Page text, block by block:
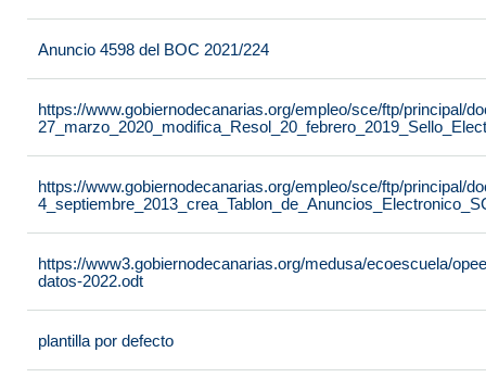
Anuncio 4598 del BOC 2021/224
https://www.gobiernodecanarias.org/empleo/sce/ftp/principal/
https://www.gobiernodecanarias.org/empleo/sce/ftp/principal/
https://www3.gobiernodecanarias.org/medusa/ecoescuela/
datos-2022.odt
plantilla por defecto